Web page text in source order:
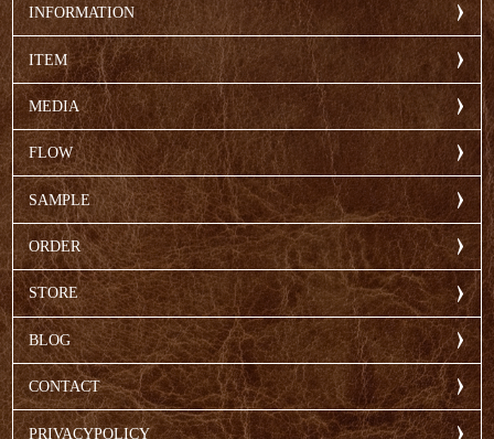
INFORMATION
ITEM
MEDIA
FLOW
SAMPLE
ORDER
STORE
BLOG
CONTACT
PRIVACYPOLICY